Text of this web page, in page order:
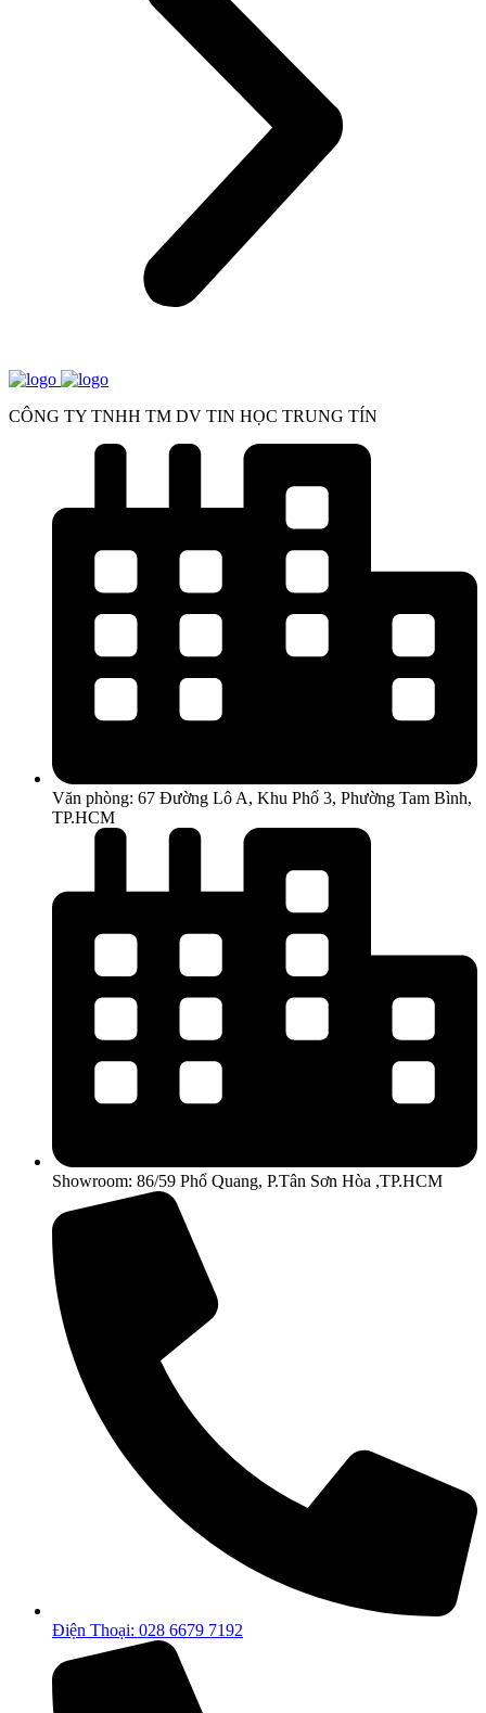
CÔNG TY TNHH TM DV TIN HỌC TRUNG TÍN
Văn phòng: 67 Đường Lô A, Khu Phố 3, Phường Tam Bình,
TP.HCM
Showroom: 86/59 Phổ Quang, P.Tân Sơn Hòa ,TP.HCM
Điện Thoại: 028 6679 7192